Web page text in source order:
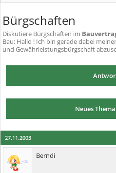
Bürgschaften
Diskutiere Bürgschaften im
Bau; Hallo ! Ich bin gerade dabei
und Gewährleistungsbürgschaft
Neues
27.11.2003
Berndi